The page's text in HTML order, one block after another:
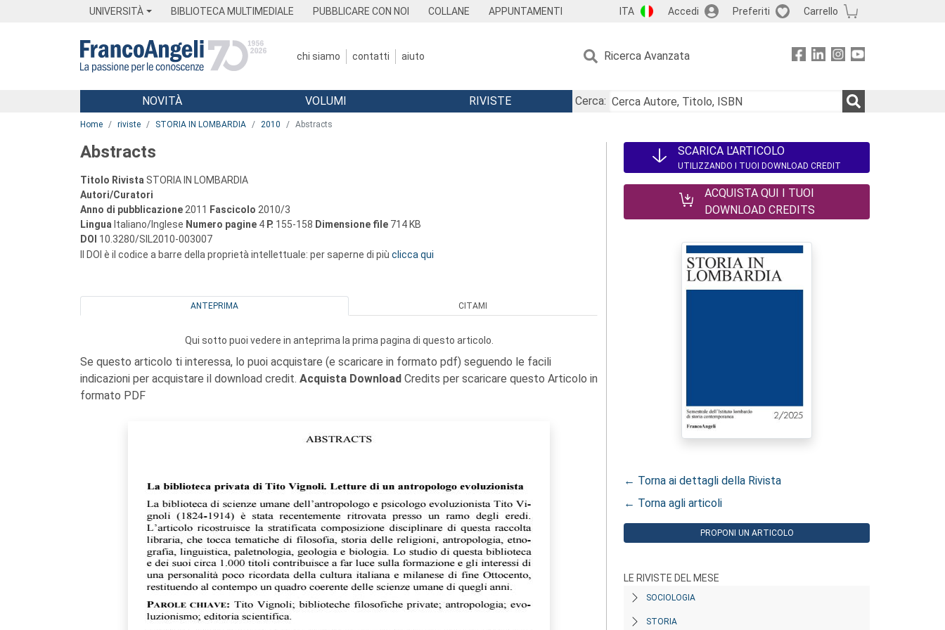
UNIVERSITÀ BIBLIOTECA MULTIMEDIALE PUBBLICARE CON NOI COLLANE APPUNTAMENTI ITA Accedi Preferiti Carrello
chi siamo contatti aiuto Ricerca Avanzata
Menu
NOVITÀ VOLUMI RIVISTE
Cerca:
Home riviste STORIA IN LOMBARDIA 2010 Abstracts
Abstracts
Titolo Rivista STORIA IN LOMBARDIA
Autori/Curatori
Anno di pubblicazione 2011 Fascicolo 2010/3
Lingua Italiano/Inglese Numero pagine 4 P. 155-158 Dimensione file 714 KB
DOI 10.3280/SIL2010-003007
Il DOI è il codice a barre della proprietà intellettuale: per saperne di più clicca qui
ANTEPRIMA CITAMI
Qui sotto puoi vedere in anteprima la prima pagina di questo articolo.
Se questo articolo ti interessa, lo puoi acquistare (e scaricare in formato pdf) seguendo le facili
indicazioni per acquistare il download credit. Acquista Download Credits per scaricare questo Articolo in
formato PDF
SCARICA L'ARTICOLO
UTILIZZANDO I TUOI DOWNLOAD CREDIT
ACQUISTA QUI I TUOI
DOWNLOAD CREDITS
← Torna ai dettagli della Rivista
← Torna agli articoli
PROPONI UN ARTICOLO
LE RIVISTE DEL MESE
SOCIOLOGIA
STORIA